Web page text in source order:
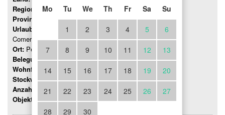
Mo
Tu We Th Fr Sa Su
1 2 3 4 5 6
7 8 9 10 11 12 13
14 15 16 17 18 19 20
21 22 23 24 25 26 27
28 29 30
Region:
Lombardei
Provinz:
Urlaubsregion:
Comer See
Ort: Peglio
Belegung:Bis 2 Personen
Wohnfläche: 15 mq
Stockwerk:0
Anzahl Zimmer:
1
Objektnummer:1900